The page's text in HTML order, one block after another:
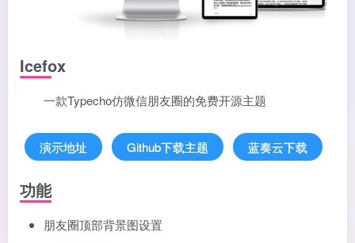
Icefox
一款Typecho仿微信朋友圈的免费开源主题
演示地址 Github下载主题 蓝奏云下载
功能
朋友圈顶部背景图设置